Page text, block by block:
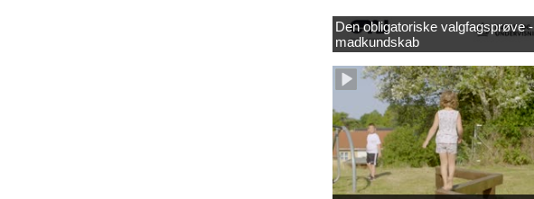
Den obligatoriske valgfagsprøve -
madkundskab